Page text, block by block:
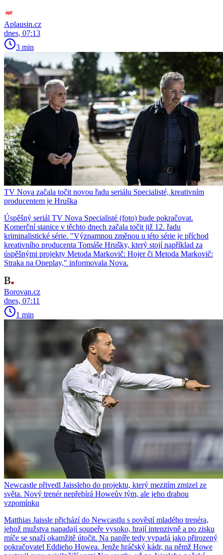
Aplausin.cz
dnes, 07:13
3 min
TV Nova začala točit novou řadu seriálu Specialisté, kreativním
producentem je Hruška
Úspěšný seriál TV Nova Specialisté (foto) bude pokračovat.
Komerční stanice v těchto dnech začala točit již 12. řadu
kriminalistické série. "Významnou změnou u této série je příchod
kreativního producenta Tomáše Hrušky, který stojí například za
úspěšnými projekty Metoda Markovič: Hojer či Metoda Markovič:
Straka na Oneplay," informovala Nova.
Borovan.cz
dnes, 07:11
1 min
Newcastle přivedl Jaissleho do projektu, který mezitím zmizel ze
světa. Nový trenér nepřebírá Howeův tým, ale jeho drahou
vzpomínku
Matthias Jaissle přichází do Newcastlu s pověstí mladého trenéra,
jehož mužstva napadají soupeře vysoko, hrají intenzivně a po zisku
míče se snaží okamžitě útočit. Na papíře tedy vypadá jako přirozený
pokračovatel Eddieho Howea. Jenže hráčský kádr, na němž Howe